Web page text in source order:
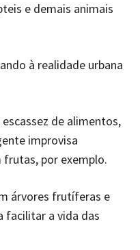
e demais animais
à realidade urbana
de alimentos,
improvisa
por exemplo.
árvores frutíferas e
facilitar a vida das